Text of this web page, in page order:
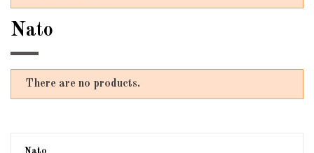
Nato
There are no products.
Nato